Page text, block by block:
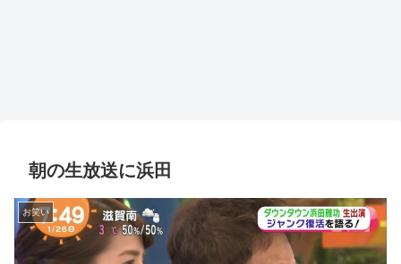
朝の生放送に浜田
お笑い